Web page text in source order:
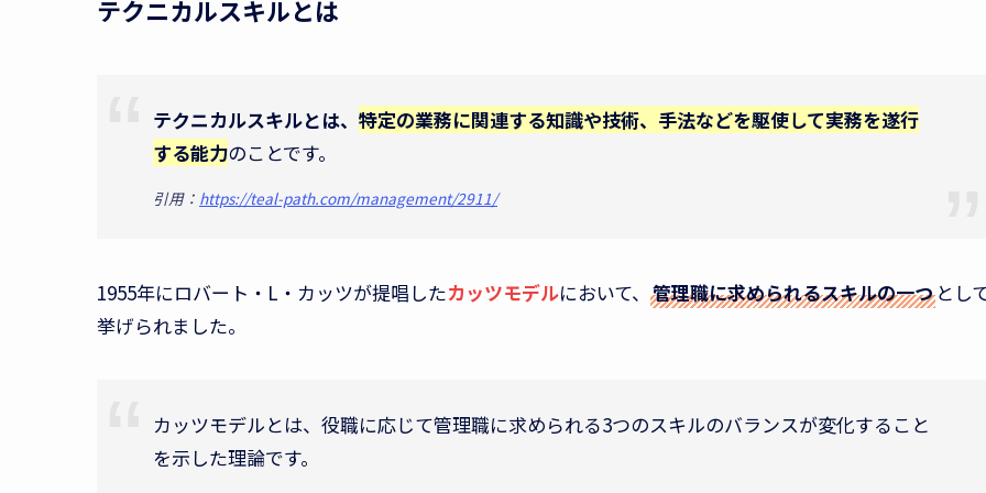
テクニカルスキルとは
テクニカルスキルとは、 特定の業務に関連する知識や技術、手法などを駆使して実務を遂行
する能力のことです。
引用： https://teal-path.com/management/2911/
1955年にロバート・L・カッツが提唱したカッツモデルにおいて、 管理職に求められるスキルの一つ とし
挙げられました。
カッツモデルとは、役職に応じて管理職に求められる3つのスキルのバランスが変化すること
を示した理論です。